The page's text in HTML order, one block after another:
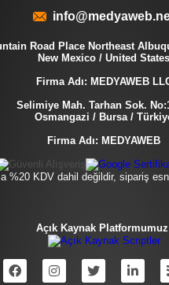
Road Place Northeast
New Mexico / United States
Firma Adı: MEDYAWEB
Selimiye Mah. Tarhan Sok.
Osmangazi / Bursa /
Firma Adı: MEDYAWEB
%20 KDV dahil değildir, sipariş
Açık Kaynak